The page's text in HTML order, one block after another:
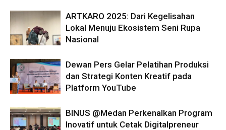
ARTKARO 2025: Dari Kegelisahan
Lokal Menuju Ekosistem Seni Rupa
Nasional
Dewan Pers Gelar Pelatihan Produksi
dan Strategi Konten Kreatif pada
Platform YouTube
BINUS @Medan Perkenalkan Program
Inovatif untuk Cetak Digitalpreneur